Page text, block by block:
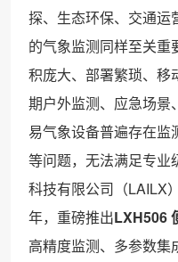
探、生态环保、交通运
的气象监测同样至关
积庞大、部署繁琐、移
期户外监测、应急场景
易气象设备普遍存在监
等问题，无法满足专业
科技有限公司（LAILX
年，重磅推出LXH506
高精度监测、多参数